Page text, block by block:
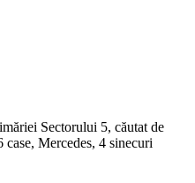
Sectorului 5, căutat de
Mercedes, 4 sinecuri